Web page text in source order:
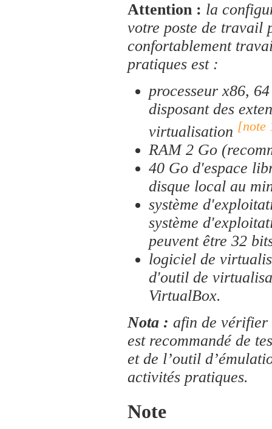
Attention : la
votre poste de travail
confortablement
pratiques est :
processeur x86,
disposant des
virtualisation [note
RAM 2 Go
40 Go d'espace
disque local au
système
système
peuvent être 32
logiciel de
d'outil de
VirtualBox.
Nota : afin de vérifier
est recommandé de
et de l’outil
activités pratiques.
Note